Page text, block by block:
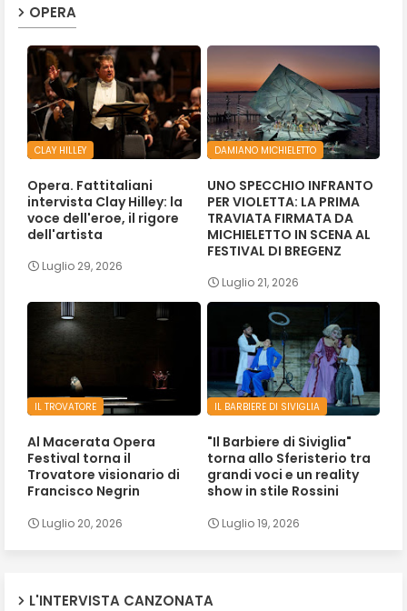
OPERA
CLAY HILLEY
Opera. Fattitaliani
intervista Clay Hilley: la
voce dell'eroe, il rigore
dell'artista
Luglio 29, 2026
DAMIANO MICHIELETTO
UNO SPECCHIO INFRANTO
PER VIOLETTA: LA PRIMA
TRAVIATA FIRMATA DA
MICHIELETTO IN SCENA AL
FESTIVAL DI BREGENZ
Luglio 21, 2026
IL TROVATORE
Al Macerata Opera
Festival torna il
Trovatore visionario di
Francisco Negrin
Luglio 20, 2026
IL BARBIERE DI SIVIGLIA
"Il Barbiere di Siviglia"
torna allo Sferisterio tra
grandi voci e un reality
show in stile Rossini
Luglio 19, 2026
L'INTERVISTA CANZONATA